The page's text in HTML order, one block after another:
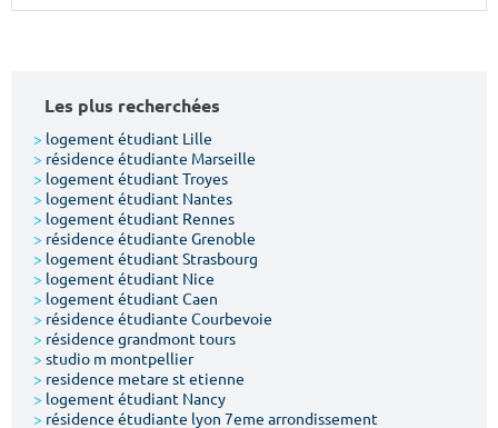
m² m²
Votre date d'entrée
Chercher
Les plus recherchées
> logement étudiant Lille
> résidence étudiante Marseille
> logement étudiant Troyes
> logement étudiant Nantes
> logement étudiant Rennes
> résidence étudiante Grenoble
> logement étudiant Strasbourg
> logement étudiant Nice
> logement étudiant Caen
> résidence étudiante Courbevoie
> résidence grandmont tours
> studio m montpellier
> residence metare st etienne
> logement étudiant Nancy
> résidence étudiante lyon 7eme arrondissement